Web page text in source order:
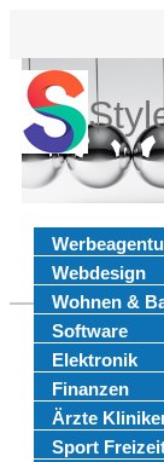
Webdesign
Wohnen &
Software
Elektronik
Finanzen
Ärzte
Sport